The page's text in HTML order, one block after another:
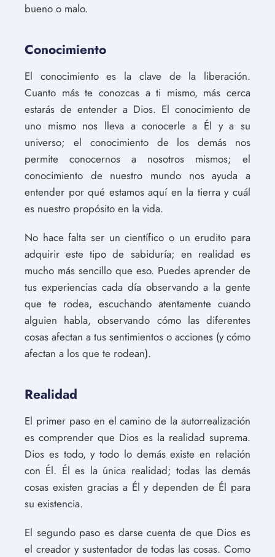
bueno o malo.
Conocimiento
El conocimiento es la clave de la liberación.
Cuanto más te conozcas a ti mismo, más cerca
estarás de entender a Dios. El conocimiento de
uno mismo nos lleva a conocerle a Él y a su
universo; el conocimiento de los demás nos
permite conocernos a nosotros mismos; el
conocimiento de nuestro mundo nos ayuda a
entender por qué estamos aquí en la tierra y cuál
es nuestro propósito en la vida.
No hace falta ser un científico o un erudito para
adquirir este tipo de sabiduría; en realidad es
mucho más sencillo que eso. Puedes aprender de
tus experiencias cada día observando a la gente
que te rodea, escuchando atentamente cuando
alguien habla, observando cómo las diferentes
cosas afectan a tus sentimientos o acciones (y cómo
afectan a los que te rodean).
Realidad
El primer paso en el camino de la autorrealización
es comprender que Dios es la realidad suprema.
Dios es todo, y todo lo demás existe en relación
con Él. Él es la única realidad; todas las demás
cosas existen gracias a Él y dependen de Él para
su existencia.
El segundo paso es darse cuenta de que Dios es
el creador y sustentador de todas las cosas. Como